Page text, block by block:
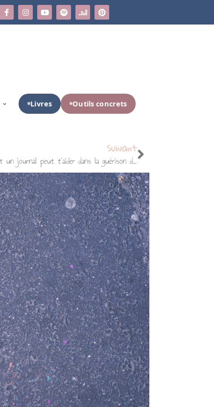
Livres Outils concrets
Suivant
Journaling & santé mentale : Comment un journal peut t’aider dans la guérison de ton TCA ?